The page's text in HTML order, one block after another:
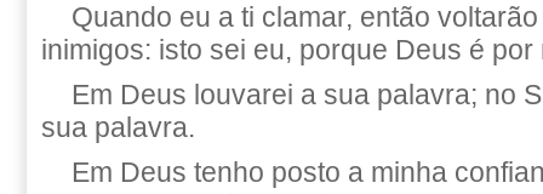
Quando eu a ti clamar, então
inimigos: isto sei eu, porque Deus é por
Em Deus louvarei a sua palavra; no
sua palavra.
Em Deus tenho posto a minha